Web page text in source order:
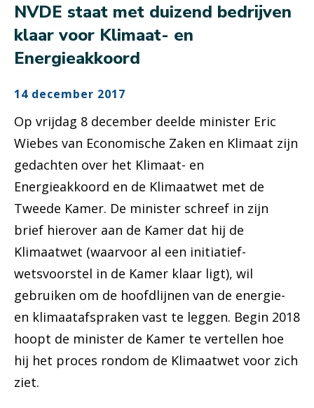
NVDE staat met duizend bedrijven
klaar voor Klimaat- en
Energieakkoord
14 december 2017
Op vrijdag 8 december deelde minister Eric
Wiebes van Economische Zaken en Klimaat zijn
gedachten over het Klimaat- en
Energieakkoord en de Klimaatwet met de
Tweede Kamer. De minister schreef in zijn
brief hierover aan de Kamer dat hij de
Klimaatwet (waarvoor al een initiatief-
wetsvoorstel in de Kamer klaar ligt), wil
gebruiken om de hoofdlijnen van de energie-
en klimaatafspraken vast te leggen. Begin 2018
hoopt de minister de Kamer te vertellen hoe
hij het proces rondom de Klimaatwet voor zich
ziet.